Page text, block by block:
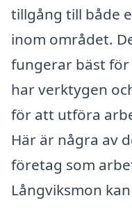
tillgång till både
inom området.
fungerar bäst för
har verktygen
för att utföra
Här är några av
företag som
Långviksmon